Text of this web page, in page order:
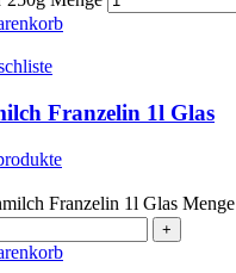
Franzelin 1l Glas
Franzelin 1l Glas Menge